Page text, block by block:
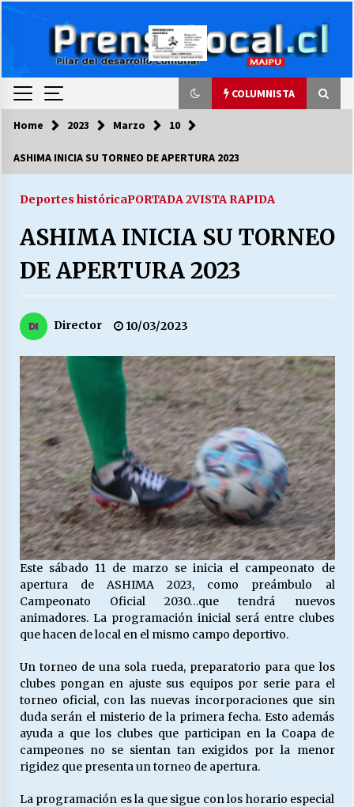
COLUMNISTA
COLUMNISTA
cuándo van a bajar?
HISTORIA
“ORGULLOSOS DE SER DC” SALUDA EL
27/07/2026
MUNICIPALIDAD, TRABAJADORES, CLIMA
LABORAL:
13/07/2026
Escuela hospitalaria El Carmen de Maipu.
25/06/2026
¿Qué habrían dicho?
23/06/2026
VOLVER A SER ALTERNATIVA
16/06/2026
MUNICIPALIDADES, HONORARIOS, DESPIDOS
28/05/2026
Releyendo la Rerum Novarum a 135 años. “La
cuestión social hoy”.
Home 2023 Marzo 10
ASHIMA INICIA SU TORNEO DE APERTURA 2023
Deportes históricaPORTADA 2VISTA RAPIDA
ASHIMA INICIA SU TORNEO
DE APERTURA 2023
Director 10/03/2023
Este sábado 11 de marzo se inicia el campeonato de
apertura de ASHIMA 2023, como preámbulo al
Campeonato Oficial 2030…que tendrá nuevos
animadores. La programación inicial será entre clubes
que hacen de local en el mismo campo deportivo.
Un torneo de una sola rueda, preparatorio para que los
clubes pongan en ajuste sus equipos por serie para el
torneo oficial, con las nuevas incorporaciones que sin
duda serán el misterio de la primera fecha. Esto además
ayuda a que los clubes que participan en la Coapa de
campeones no se sientan tan exigidos por la menor
rigidez que presenta un torneo de apertura.
La programación es la que sigue con los horario especial